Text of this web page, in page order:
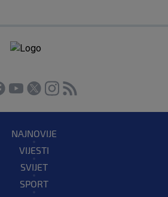
NAJNOVIJE
VIJESTI
SVIJET
SPORT